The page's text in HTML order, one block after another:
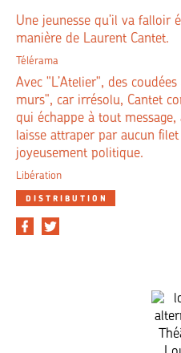
Une jeunesse qu’il va falloir
manière de Laurent Cantet.
Télérama
Avec "L’Atelier", des
murs", car irrésolu, Cantet
qui échappe à tout
laisse attraper par aucun
joyeusement politique.
Libération
DISTRIBUTION